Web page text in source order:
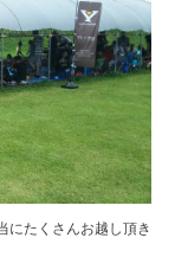
にたくさんお越し頂き